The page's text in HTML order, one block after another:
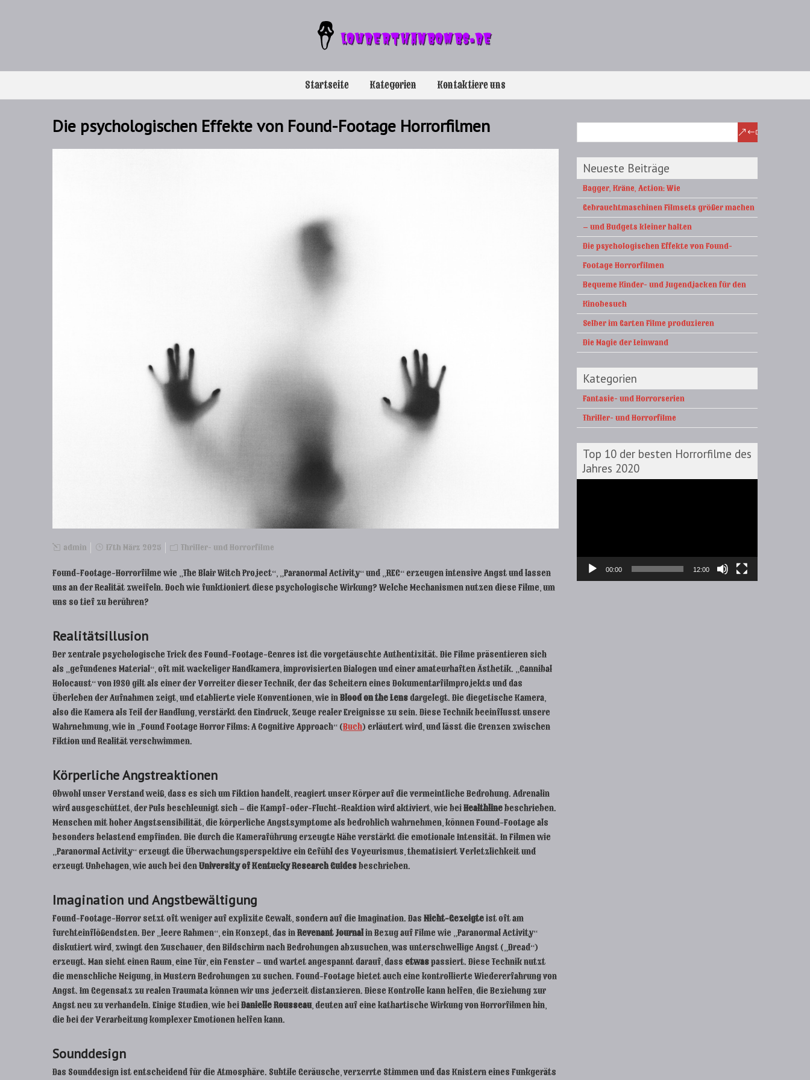
Startseite Kategorien Kontaktiere uns
Die psychologischen Effekte von Found-Footage Horrorfilmen
admin 17th März 2025 Thriller- und Horrorfilme
Found-Footage-Horrorfilme wie „The Blair Witch Project“, „Paranormal Activity“ und „REC“ erzeugen intensive Angst und lassen
uns an der Realität zweifeln. Doch wie funktioniert diese psychologische Wirkung? Welche Mechanismen nutzen diese Filme, um
uns so tief zu berühren?
Realitätsillusion
Der zentrale psychologische Trick des Found-Footage-Genres ist die vorgetäuschte Authentizität. Die Filme präsentieren sich
als „gefundenes Material“, oft mit wackeliger Handkamera, improvisierten Dialogen und einer amateurhaften Ästhetik. „Cannibal
Holocaust“ von 1980 gilt als einer der Vorreiter dieser Technik, der das Scheitern eines Dokumentarfilmprojekts und das
Überleben der Aufnahmen zeigt, und etablierte viele Konventionen, wie inBlood on the Lensdargelegt. Die diegetische Kamera,
also die Kamera als Teil der Handlung, verstärkt den Eindruck, Zeuge realer Ereignisse zu sein. Diese Technik beeinflusst unsere
Wahrnehmung, wie in „Found Footage Horror Films: A Cognitive Approach“ (Buch) erläutert wird, und lässt die Grenzen zwischen
Fiktion und Realität verschwimmen.
Körperliche Angstreaktionen
Obwohl unser Verstand weiß, dass es sich um Fiktion handelt, reagiert unser Körper auf die vermeintliche Bedrohung. Adrenalin
wird ausgeschüttet, der Puls beschleunigt sich – die Kampf-oder-Flucht-Reaktion wird aktiviert, wie beiHealthlinebeschrieben.
Menschen mit hoher Angstsensibilität, die körperliche Angstsymptome als bedrohlich wahrnehmen, können Found-Footage als
besonders belastend empfinden. Die durch die Kameraführung erzeugte Nähe verstärkt die emotionale Intensität. In Filmen wie
„Paranormal Activity“ erzeugt die Überwachungsperspektive ein Gefühl des Voyeurismus, thematisiert Verletzlichkeit und
erzeugt Unbehagen, wie auch bei denUniversity of Kentucky Research Guidesbeschrieben.
Imagination und Angstbewältigung
Found-Footage-Horror setzt oft weniger auf explizite Gewalt, sondern auf die Imagination. Das Nicht-Gezeigteist oft am
furchteinflößendsten. Der „leere Rahmen“, ein Konzept, das inRevenant Journalin Bezug auf Filme wie „Paranormal Activity“
diskutiert wird, zwingt den Zuschauer, den Bildschirm nach Bedrohungen abzusuchen, was unterschwellige Angst („Dread“)
erzeugt. Man sieht einen Raum, eine Tür, ein Fenster – und wartet angespannt darauf, dass etwaspassiert. Diese Technik nutzt
die menschliche Neigung, in Mustern Bedrohungen zu suchen. Found-Footage bietet auch eine kontrollierte Wiedererfahrung von
Angst. Im Gegensatz zu realen Traumata können wir uns jederzeit distanzieren. Diese Kontrolle kann helfen, die Beziehung zur
Angst neu zu verhandeln. Einige Studien, wie beiDanielle Rousseau, deuten auf eine kathartische Wirkung von Horrorfilmen hin,
die bei der Verarbeitung komplexer Emotionen helfen kann.
Sounddesign
Das Sounddesign ist entscheidend für die Atmosphäre. Subtile Geräusche, verzerrte Stimmen und das Knistern eines Funkgeräts
Neueste Beiträge
Bagger, Kräne, Action: Wie
Gebrauchtmaschinen Filmsets größer machen
– und Budgets kleiner halten
Die psychologischen Effekte von Found-
Footage Horrorfilmen
Bequeme Kinder- und Jugendjacken für den
Kinobesuch
Selber im Garten Filme produzieren
Die Magie der Leinwand
Kategorien
Fantasie- und Horrorserien
Thriller- und Horrorfilme
Top 10 der besten Horrorfilme des
Jahres 2020
00:00 12:00